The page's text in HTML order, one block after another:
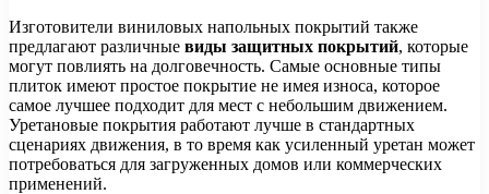
Изготовители виниловых напольных покрытий также
предлагают различные виды защитных покрытий, которые
могут повлиять на долговечность. Самые основные типы
плиток имеют простое покрытие не имея износа, которое
самое лучшее подходит для мест с небольшим движением.
Уретановые покрытия работают лучше в стандартных
сценариях движения, в то время как усиленный уретан может
потребоваться для загруженных домов или коммерческих
применений.